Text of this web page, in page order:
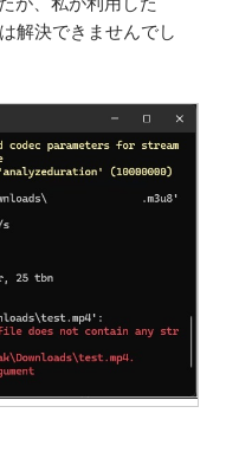
解決できませんでし